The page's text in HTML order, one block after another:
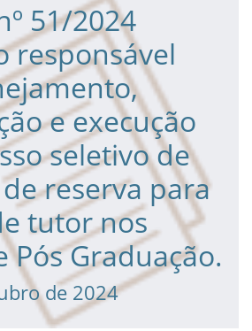
51/2024
responsável
e execução
seletivo de
reserva para
tutor nos
Pós Graduação.
de 2024